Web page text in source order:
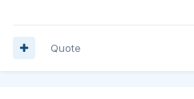
Quote